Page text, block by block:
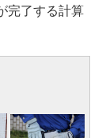
完了する計算